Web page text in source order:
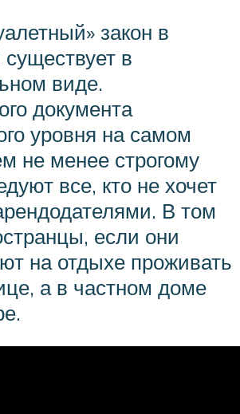
закон в
в
виде.
документа
уровня на самом
не менее строгому
все, кто не хочет
В том
если они
на отдыхе проживать
а в частном доме